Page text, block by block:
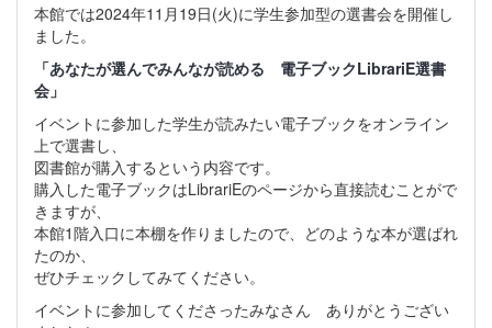
本館では2024年11月19日(火)に学生参加型の選書会を開催し
ました。
「あなたが選んでみんなが読める 電子ブックLibrariE選書
会」
イベントに参加した学生が読みたい電子ブックをオンライン
上で選書し、
図書館が購入するという内容です。
購入した電子ブックはLibrariEのページから直接読むことがで
きますが、
本館1階入口に本棚を作りましたので、どのような本が選ばれ
たのか、
ぜひチェックしてみてください。
イベントに参加してくださったみなさん ありがとうござい